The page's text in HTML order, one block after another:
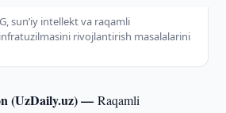
sunʼiy intellekt va raqamli
rivojlantirish masalalarini
(UzDaily.uz) —Raqamli